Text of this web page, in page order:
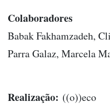
Colaboradores
Babak Fakhamzadeh,
Parra Galaz, Marcela
Realização: ((o))eco